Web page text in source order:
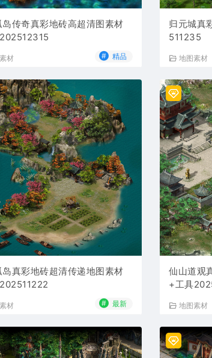
岛传奇真彩地砖高超清图素材
材 # 精品
归元城真
511235
地图素材
岛真彩地砖超清传递地图素材
材 # 最新
仙山道观
+工具
地图素材